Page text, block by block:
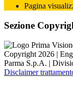
Pagina
Sezione
Copyright 2026 |
Parma S.p.A. |
Disclaimer